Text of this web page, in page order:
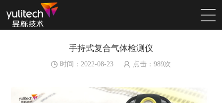
手持式复合气体检测仪
时间：2022-08-23 点击： 989次